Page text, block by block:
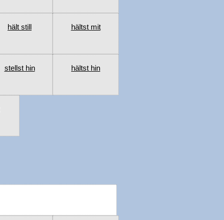
hält still hältst mit
stellst hin hältst hin